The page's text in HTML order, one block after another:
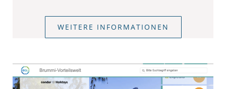
WEITERE INFORMATIONEN